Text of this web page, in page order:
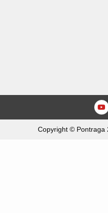
Copyright © Pontraga